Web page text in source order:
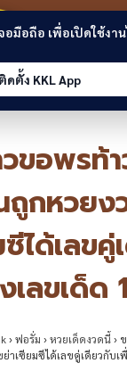
ขอนแ
ลิงก์
ขอพรท้า
กหวยง
ได้เลข
เลขเด็ด
›ฟอรั่ม ›หวยเด็ดงวดนี้›
าเซียมซีได้เลขคู่เดียวกับเ
อมือถือ เพื่อเปิดใช้งา
ติดตั้ง KKL App